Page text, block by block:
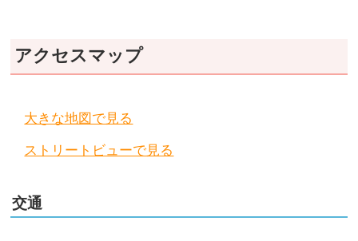
アクセスマップ
大きな地図で見る
ストリートビューで見る
交通